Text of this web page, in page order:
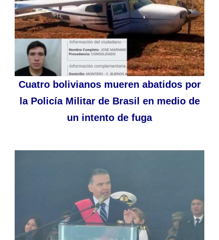
Cuatro bolivianos mueren abatidos por
la Policía Militar de Brasil en medio de
un intento de fuga